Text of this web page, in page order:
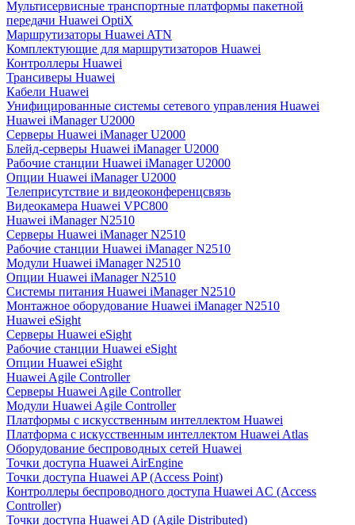
Мультисервисные транспортные платформы пакетной
передачи Huawei OptiX
Маршрутизаторы Huawei ATN
Комплектующие для маршрутизаторов Huawei
Контроллеры Huawei
Трансиверы Huawei
Кабели Huawei
Унифицированные системы сетевого управления Huawei
Huawei iManager U2000
Серверы Huawei iManager U2000
Блейд-серверы Huawei iManager U2000
Рабочие станции Huawei iManager U2000
Опции Huawei iManager U2000
Телеприсутствие и видеоконференцсвязь
Видеокамера Huawei VPC800
Huawei iManager N2510
Серверы Huawei iManager N2510
Рабочие станции Huawei iManager N2510
Модули Huawei iManager N2510
Опции Huawei iManager N2510
Системы питания Huawei iManager N2510
Монтажное оборудование Huawei iManager N2510
Huawei eSight
Серверы Huawei eSight
Рабочие станции Huawei eSight
Опции Huawei eSight
Huawei Agile Controller
Серверы Huawei Agile Controller
Модули Huawei Agile Controller
Платформы с искусственным интеллектом Huawei
Платформа с искусственным интеллектом Huawei Atlas
Оборудование беспроводных сетей Huawei
Точки доступа Huawei AirEngine
Точки доступа Huawei AP (Access Point)
Контроллеры беспроводного доступа Huawei AC (Access
Controller)
Точки доступа Huawei AD (Agile Distributed)